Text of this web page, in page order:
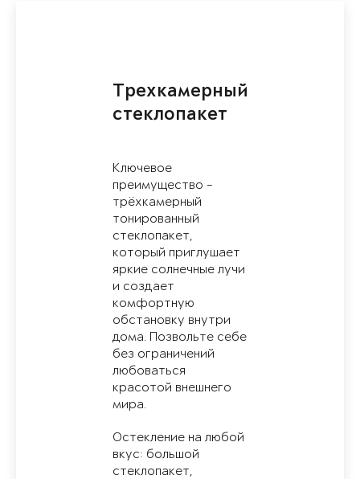
Трехкамерный
стеклопакет
Ключевое
преимущество -
трёхкамерный
тонированный
стеклопакет,
который приглушает
яркие солнечные лучи
и создает
комфортную
обстановку внутри
дома. Позвольте себе
без ограничений
любоваться
красотой внешнего
мира.
Остекление на любой
вкус: большой
стеклопакет,